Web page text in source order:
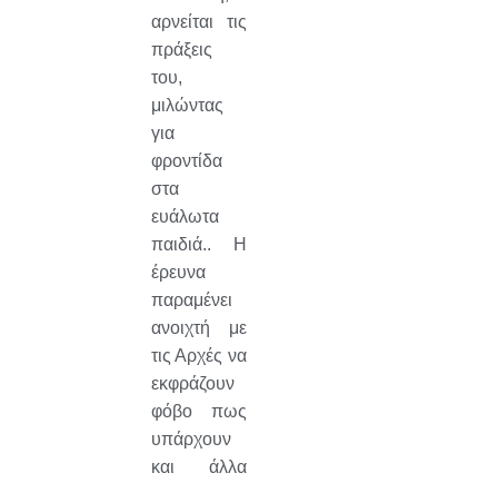
αρνείται τις
πράξεις
του,
μιλώντας
για
φροντίδα
στα
ευάλωτα
παιδιά.. Η
έρευνα
παραμένει
ανοιχτή με
τις Αρχές να
εκφράζουν
φόβο πως
υπάρχουν
και άλλα